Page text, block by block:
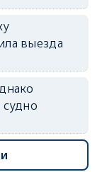
выезда